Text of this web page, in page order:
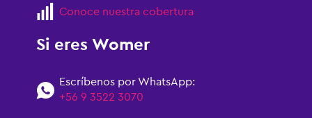
Conoce nuestra cobertura
Si eres Womer
Escríbenos por WhatsApp:
+56 9 3522 3070